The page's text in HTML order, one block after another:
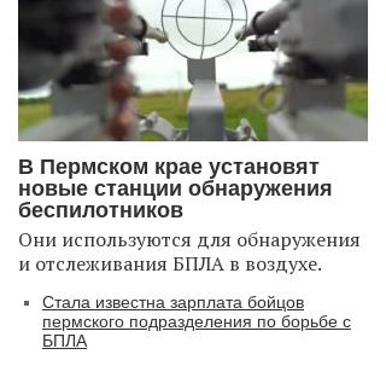
В Пермском крае установят
новые станции обнаружения
беспилотников
Они используются для обнаружения
и отслеживания БПЛА в воздухе.
Стала известна зарплата бойцов
пермского подразделения по борьбе с
БПЛА